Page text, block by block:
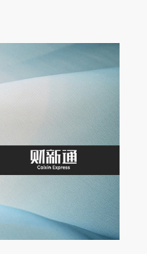
。
的是大课，不排除会根据情
只能自己研究，相互借鉴。
剑桥会相对保守，较晚做出
道影响会多大，有多少学生